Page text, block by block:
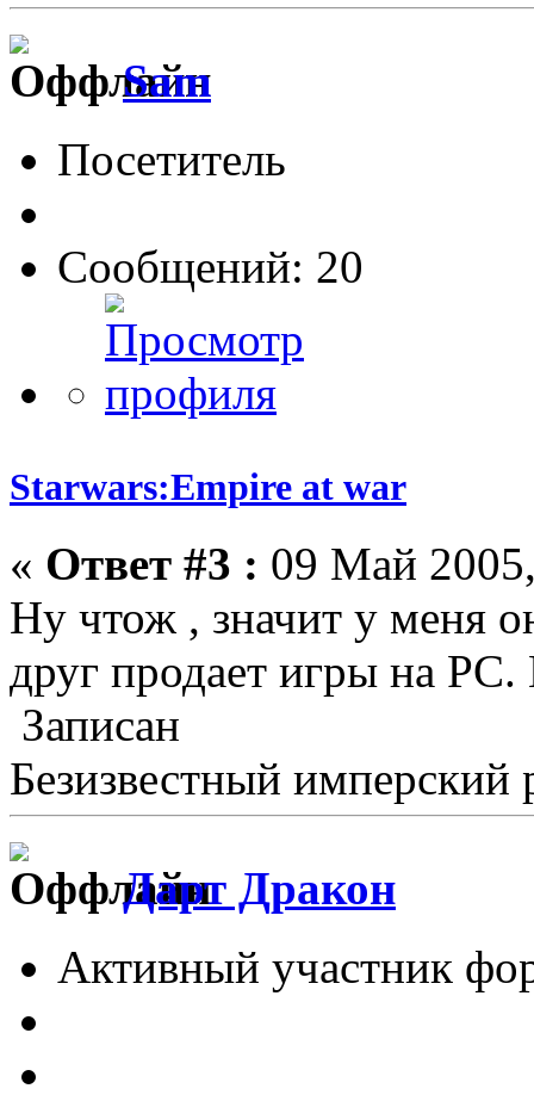
Sam
Посетитель
Сообщений: 20
Starwars:Empire at war
« Ответ #3 : 09 Май
Ну чтож , значит у меня
друг продает игры на
Записан
Безизвестный имперский
Дарт Дракон
Активный участник